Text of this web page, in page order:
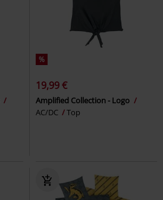
%
19,99 €
Amplified Collection - Logo
AC/DC
Top